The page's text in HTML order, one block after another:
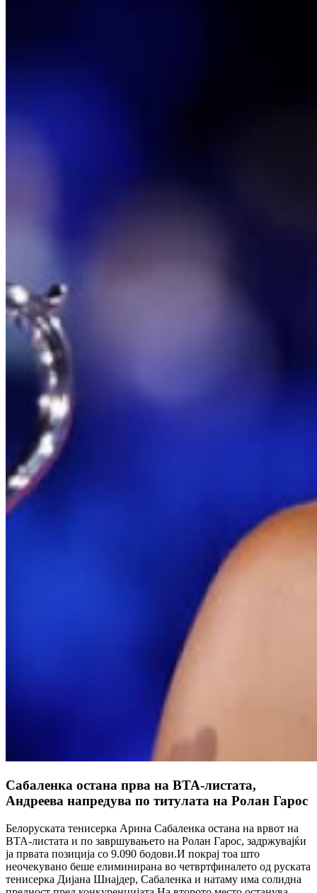
Сабаленка остана прва на ВТА-листата,
Андреева напредува по титулата на Ролан Гарос
Белоруската тенисерка Арина Сабаленка остана на врвот на
ВТА-листата и по завршувањето на Ролан Гарос, задржувајќи
ја првата позиција со 9.090 бодови.И покрај тоа што
неочекувано беше елиминирана во четвртфиналето од руската
тенисерка Дијана Шнајдер, Сабаленка и натаму има солидна